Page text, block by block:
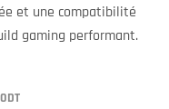
et une compatibilité
gaming performant.